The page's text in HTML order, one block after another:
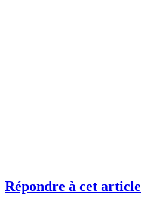
Répondre à cet article